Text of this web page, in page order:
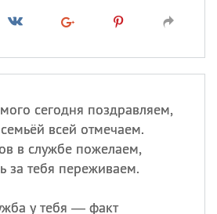
сегодня поздравляем,
всей отмечаем.
в службе пожелаем,
за тебя переживаем.
у тебя — факт